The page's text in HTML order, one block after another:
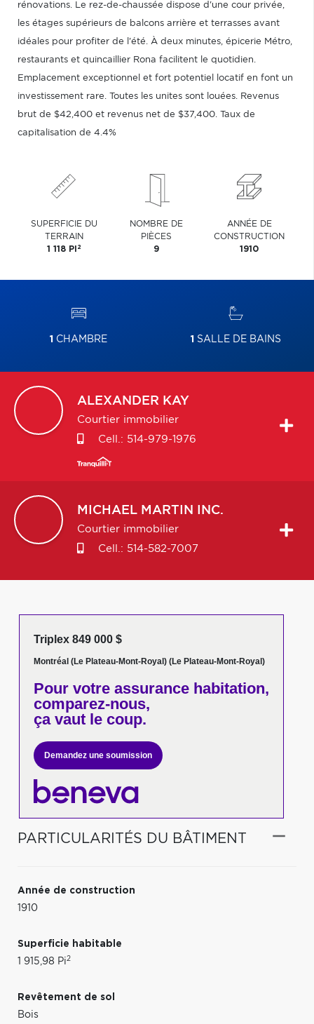
rénovations. Le rez-de-chaussée dispose d'une cour privée,
les étages supérieurs de balcons arrière et terrasses avant
idéales pour profiter de l'été. À deux minutes, épicerie Métro,
restaurants et quincaillier Rona facilitent le quotidien.
Emplacement exceptionnel et fort potentiel locatif en font un
investissement rare. Toutes les unites sont louées. Revenus
brut de $42,400 et revenus net de $37,400. Taux de
capitalisation de 4.4%
SUPERFICIE DU
TERRAIN
1 118 PI 2
NOMBRE DE
PIÈCES
9
ANNÉE DE
CONSTRUCTION
1910
1 CHAMBRE 1 SALLE DE BAINS
ALEXANDER KAY
Courtier immobilier
Cell.: 514-979-1976
MICHAEL MARTIN INC.
Courtier immobilier
Cell.: 514-582-7007
Triplex 849 000 $
Montréal (Le Plateau-Mont-Royal) (Le Plateau-Mont-Royal)
Pour votreassurance habitation,
comparez-nous,
ça vaut le coup.
Demandez une soumission
PARTICULARITÉS DU BÂTIMENT
Année de construction
1910
Superficie habitable
1 915,98 Pi2
Revêtement de sol
Bois